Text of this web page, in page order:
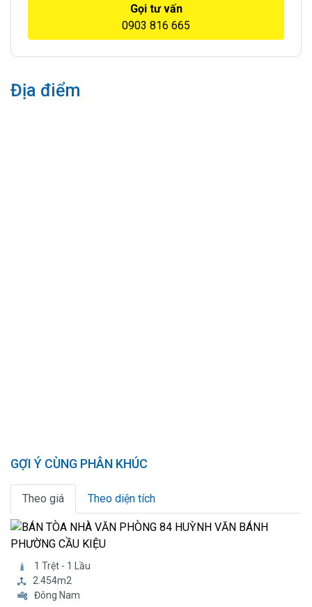
Gọi tư vấn
0903 816 665
Địa điểm
GỢI Ý CÙNG PHÂN KHÚC
Theo giá Theo diện tích
1 Trệt - 1 Lầu
2.454m2
Đông Nam